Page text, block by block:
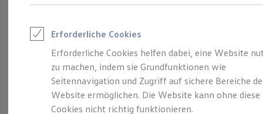
Saisonangebote
Leasing
Leasing-Angebote
Gebrauchtwagen Leasing
Junge Gebrauchtwagen-Leasing
Elektroauto Leasing
Kleinwagen-Leasing
Ihr Begleiter für Alltag
und Freizeit. Der T-
Erforderliche Cookies
Erforderliche Cookies helfen dabei, eine Website
zu machen, indem sie Grundfunktionen wie
Seitennavigation und Zugriff auf sichere Bereiche
Website ermöglichen. Die Website kann ohne diese
Cookies nicht richtig funktionieren.